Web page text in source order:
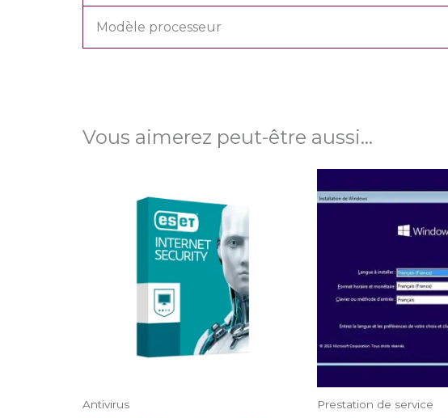
Modèle processeur
Vous aimerez peut-être aussi…
Antivirus Prestation de service